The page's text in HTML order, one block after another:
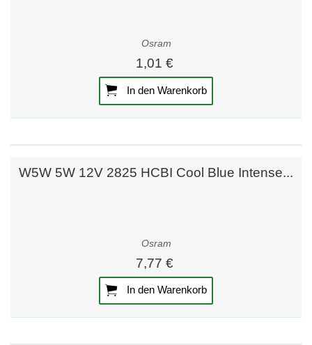
Osram
1,01 €
In den Warenkorb
W5W 5W 12V 2825 HCBI Cool Blue Intense...
Osram
7,77 €
In den Warenkorb